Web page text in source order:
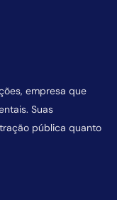
empresa que
Suas
pública quanto